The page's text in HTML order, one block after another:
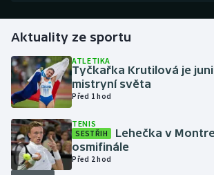
Golf
Gymnastika
Házená
Jezdectví
Aktuality ze sportu
ATLETIKA
Tyčkařka Krutilová je
mistryní světa
Před 1 hod
TENIS
SESTŘIH
Lehečka v
osmifinále
Před 2 hod